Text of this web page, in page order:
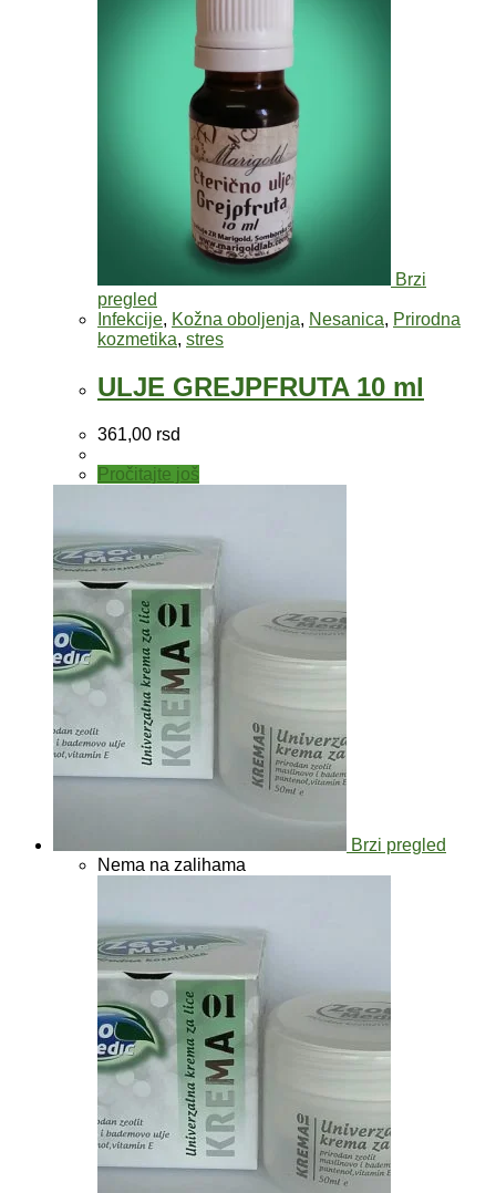
Brzi
pregled
Infekcije, Kožna oboljenja, Nesanica, Prirodna
kozmetika, stres
ULJE GREJPFRUTA 10 ml
361,00 rsd
Pročitajte još
Brzi pregled
Nema na zalihama